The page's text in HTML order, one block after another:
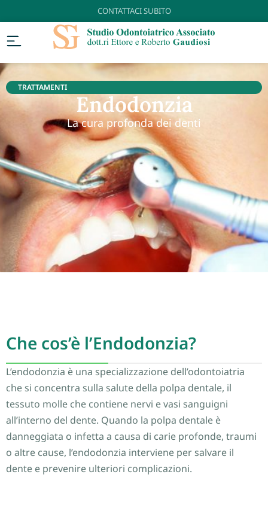
CONTATTACI SUBITO
TRATTAMENTI
Endodonzia
La cura profonda dei denti
Che cos’è l’Endodonzia?
L’endodonzia è una specializzazione dell’odontoiatria
che si concentra sulla salute della polpa dentale, il
tessuto molle che contiene nervi e vasi sanguigni
all’interno del dente. Quando la polpa dentale è
danneggiata o infetta a causa di carie profonde, traumi
o altre cause, l’endodonzia interviene per salvare il
dente e prevenire ulteriori complicazioni.